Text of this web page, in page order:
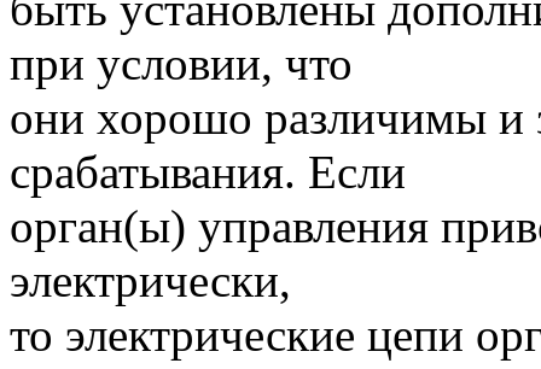
при условии, что
они хорошо различимы и
срабатывания. Если
орган(ы) управления
электрически,
то электрические цепи